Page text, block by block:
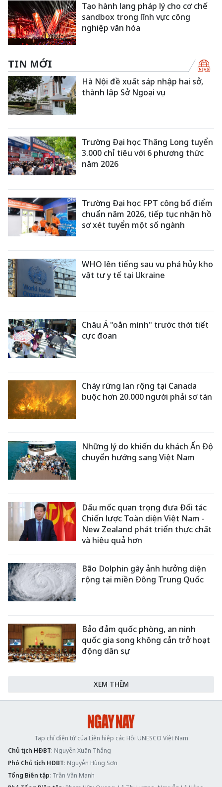
Tạo hành lang pháp lý cho cơ chế
sandbox trong lĩnh vực công
nghiệp văn hóa
TIN MỚI
Hà Nội đề xuất sáp nhập hai sở,
thành lập Sở Ngoại vụ
Trường Đại học Thăng Long tuyển
3.000 chỉ tiêu với 6 phương thức
năm 2026
Trường Đại học FPT công bố điểm
chuẩn năm 2026, tiếp tục nhận hồ
sơ xét tuyển một số ngành
WHO lên tiếng sau vụ phá hủy kho
vật tư y tế tại Ukraine
Châu Á "oằn mình" trước thời tiết
cực đoan
Cháy rừng lan rộng tại Canada
buộc hơn 20.000 người phải sơ tán
Những lý do khiến du khách Ấn Độ
chuyển hướng sang Việt Nam
Dấu mốc quan trọng đưa Đối tác
Chiến lược Toàn diện Việt Nam -
New Zealand phát triển thực chất
và hiệu quả hơn
Bão Dolphin gây ảnh hưởng diện
rộng tại miền Đông Trung Quốc
Bảo đảm quốc phòng, an ninh
quốc gia song không cản trở hoạt
động dân sự
XEM THÊM
Tạp chí điện tử của Liên hiệp các Hội UNESCO Việt Nam
Chủ tịch HĐBT: Nguyễn Xuân Thắng
Phó Chủ tịch HĐBT: Nguyễn Hùng Sơn
Tổng Biên tập: Trần Văn Mạnh